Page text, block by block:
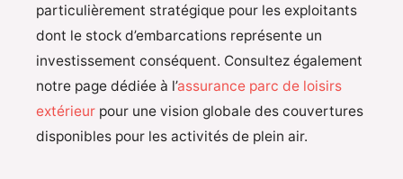
particulièrement stratégique pour les exploitants
dont le stock d’embarcations représente un
investissement conséquent. Consultez également
notre page dédiée à l’assurance parc de loisirs
extérieur pour une vision globale des couvertures
disponibles pour les activités de plein air.